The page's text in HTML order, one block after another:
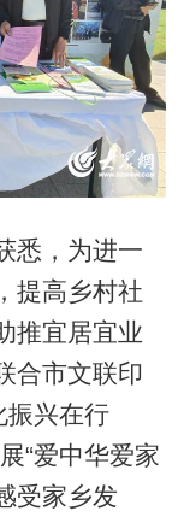
，为进一
提高乡村社
推宜居宜业
合市文联印
振兴在行
“爱中华爱家
受家乡发